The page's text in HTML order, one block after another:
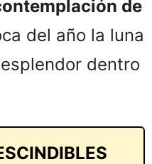
de
del año la luna
dentro